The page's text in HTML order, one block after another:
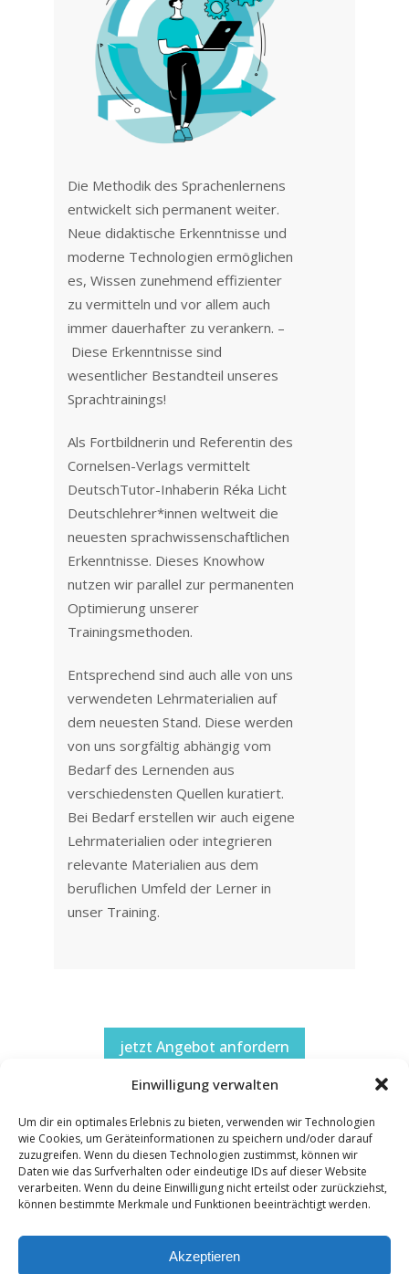
Einwilligung verwalten
Um dir ein optimales Erlebnis zu bieten, verwenden wir Technologien
wie Cookies, um Geräteinformationen zu speichern und/oder darauf
zuzugreifen. Wenn du diesen Technologien zustimmst, können wir
Daten wie das Surfverhalten oder eindeutige IDs auf dieser Website
verarbeiten. Wenn du deine Einwilligung nicht erteilst oder zurückziehst,
können bestimmte Merkmale und Funktionen beeinträchtigt werden.
Akzeptieren
Die Methodik des Sprachenlernens
entwickelt sich permanent weiter.
Neue didaktische Erkenntnisse und
moderne Technologien ermöglichen
es, Wissen zunehmend effizienter
zu vermitteln und vor allem auch
immer dauerhafter zu verankern. –
Diese Erkenntnisse sind
wesentlicher Bestandteil unseres
Sprachtrainings!
Als Fortbildnerin und Referentin des
Cornelsen-Verlags vermittelt
DeutschTutor-Inhaberin Réka Licht
Deutschlehrer*innen weltweit die
neuesten sprachwissenschaftlichen
Erkenntnisse. Dieses Knowhow
nutzen wir parallel zur permanenten
Optimierung unserer
Trainingsmethoden.
Entsprechend sind auch alle von uns
verwendeten Lehrmaterialien auf
dem neuesten Stand. Diese werden
von uns sorgfältig abhängig vom
Bedarf des Lernenden aus
verschiedensten Quellen kuratiert.
Bei Bedarf erstellen wir auch eigene
Lehrmaterialien oder integrieren
relevante Materialien aus dem
beruflichen Umfeld der Lerner in
unser Training.
jetzt Angebot anfordern
Disclaimer
Impressum
Datenschutz
AGB
© DeutschTutor 2026